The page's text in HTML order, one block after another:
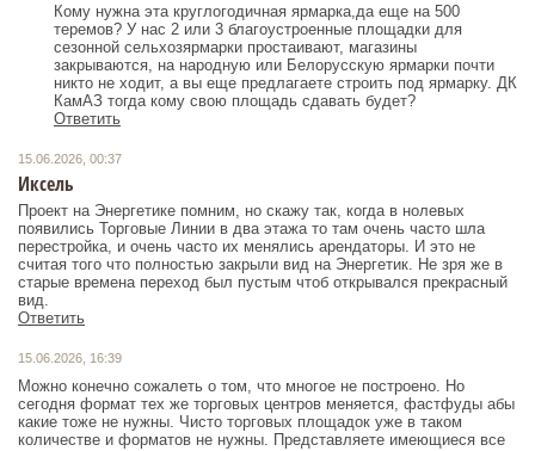
Кому нужна эта круглогодичная ярмарка,да еще на 500
теремов? У нас 2 или 3 благоустроенные площадки для
сезонной сельхозярмарки простаивают, магазины
закрываются, на народную или Белорусскую ярмарки почти
никто не ходит, а вы еще предлагаете строить под ярмарку. ДК
КамАЗ тогда кому свою площадь сдавать будет?
Ответить
15.06.2026, 00:37
Иксель
Проект на Энергетике помним, но скажу так, когда в нолевых
появились Торговые Линии в два этажа то там очень часто шла
перестройка, и очень часто их менялись арендаторы. И это не
считая того что полностью закрыли вид на Энергетик. Не зря же в
старые времена переход был пустым чтоб открывался прекрасный
Ответить
15.06.2026, 16:39
Можно конечно сожалеть о том, что многое не построено. Но
сегодня формат тех же торговых центров меняется, фастфуды абы
какие тоже не нужны. Чисто торговых площадок уже в таком
количестве и форматов не нужны. Представляете имеющиеся все